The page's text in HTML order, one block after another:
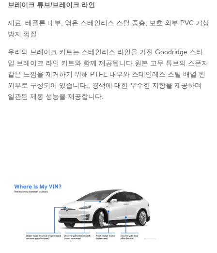
브레이크 튜브/브레이크 라인
재료: 테플론 내부, 엮은 스테인리스 스틸 중층, 보호 외부 PVC 기상
방지 껍질
우리의 브레이크 키트는 스테인리스 라인을 가진 Goodridge 스타
일 브레이크 라인 키트와 함께 제공됩니다.원본 고무 튜브의 스폰지
같은 느낌을 제거하기 위해 PTFE 내부와 스테인레스 스틸 배열 된
외부로 구성되어 있습니다., 경색에 대한 우수한 저항을 제공하며
일관된 제동 성능을 제공합니다.